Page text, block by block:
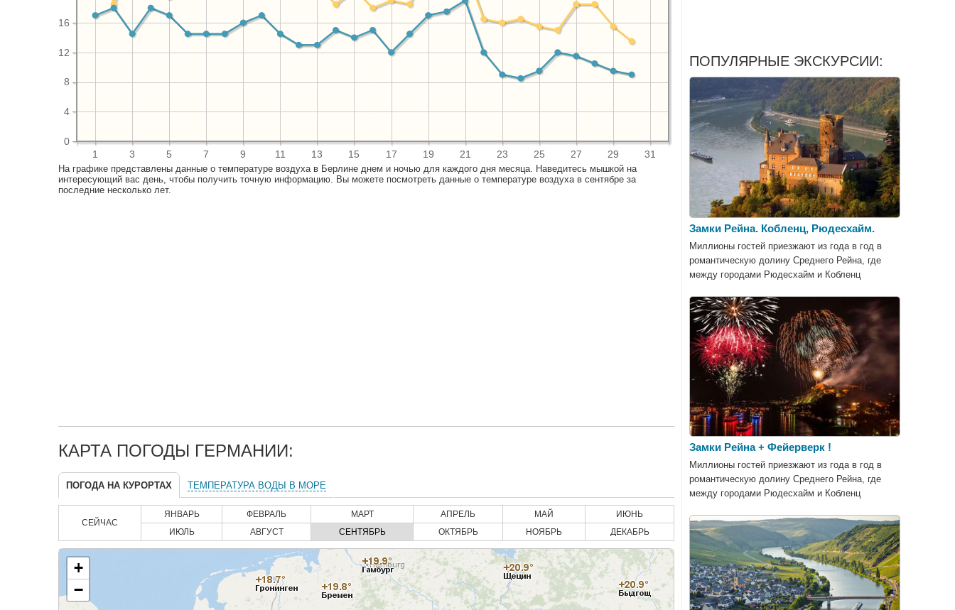
1 3 5 7 9 11 13 15 17 19 21 23 25 27 29 31
0
4
8
12
16
На графике представлены данные о температуре воздуха в Берлине днем и ночью для каждого дня месяца. Наведитесь мышкой на
интересующий вас день, чтобы получить точную информацию. Вы можете посмотреть данные о температуре воздуха в сентябре за
последние несколько лет.
КАРТА ПОГОДЫ ГЕРМАНИИ:
ПОГОДА НА КУРОРТАХ ТЕМПЕРАТУРА ВОДЫ В МОРЕ
СЕЙЧАС
ЯНВАРЬ ФЕВРАЛЬ МАРТ АПРЕЛЬ МАЙ
ИЮНЬ
ИЮЛЬ
АВГУСТ СЕНТЯБРЬ ОКТЯБРЬ НОЯБРЬ ДЕКАБРЬ
ПОПУЛЯРНЫЕ ЭКСКУРСИИ:
Замки Рейна. Кобленц, Рюдесхайм.
Миллионы гостей приезжают из года в год в
романтическую долину Среднего Рейна, где
между городами Рюдесхайм и Кобленц
средневековых замков во всём мире.
Замки Рейна + Фейерверк !
Миллионы гостей приезжают из года в год в
романтическую долину Среднего Рейна, где
между городами Рюдесхайм и Кобленц
средневековых замков во всём мире.